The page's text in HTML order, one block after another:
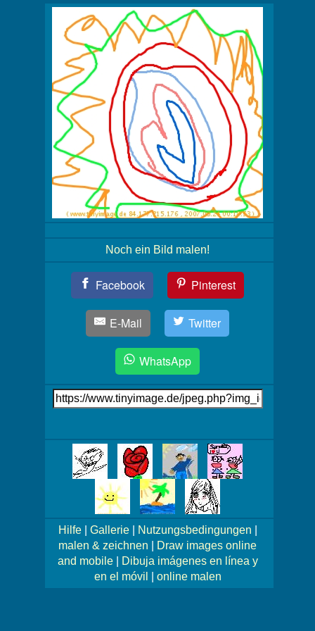
Noch ein Bild malen!
Facebook Pinterest
E-Mail Twitter
WhatsApp
Link
auf's
Bilder!
Hilfe| Gallerie| Nutzungsbedingungen
malen & zeichnen
Draw images online
and mobile|
Dibuja imágenes en línea y
en el móvil
online malen